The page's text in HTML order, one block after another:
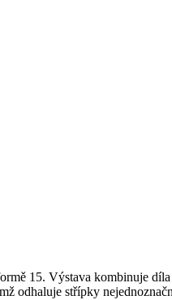
15. Výstava kombinuje
odhaluje střípky